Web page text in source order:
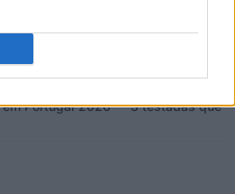
Portugal 2026 — 3 testadas que